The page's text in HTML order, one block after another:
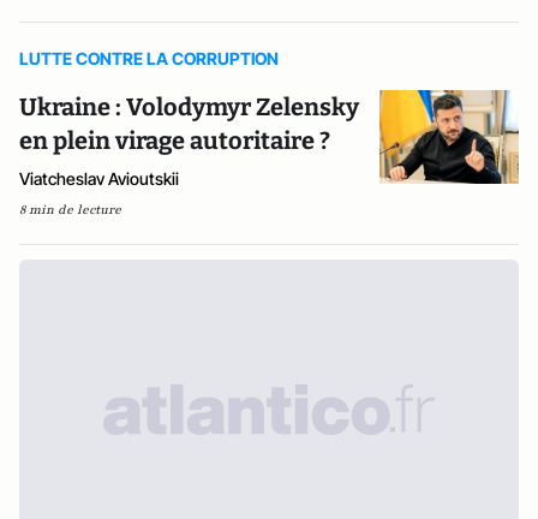
LUTTE CONTRE LA CORRUPTION
Ukraine : Volodymyr Zelensky
en plein virage autoritaire ?
Viatcheslav Avioutskii
8 min de lecture